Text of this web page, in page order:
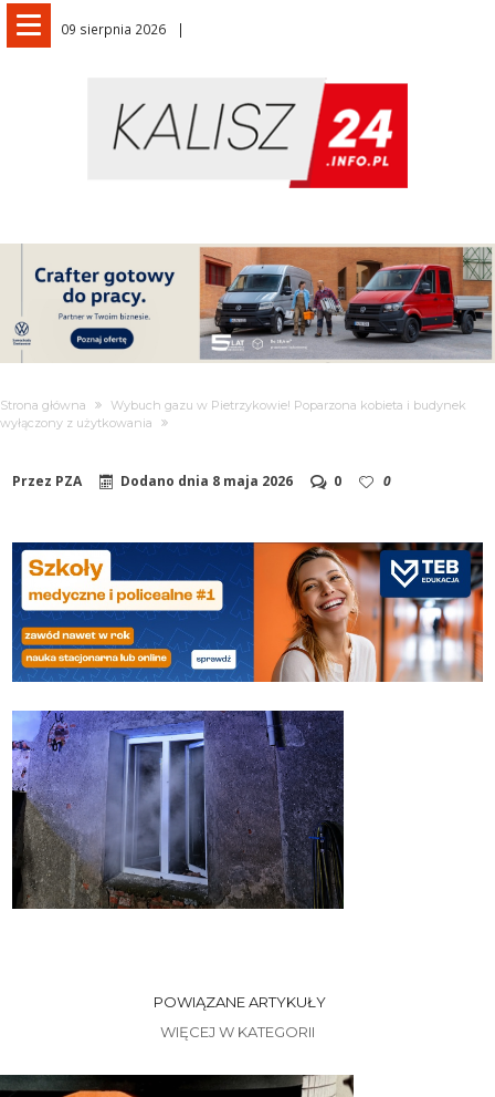
09 sierpnia 2026
Strona główna
Wybuch gazu w Pietrzykowie! Poparzona kobieta i budynek
wyłączony z użytkowania
Przez PZA Dodano dnia 8 maja 2026 0 0
POWIĄZANE ARTYKUŁY
WIĘCEJ W KATEGORII